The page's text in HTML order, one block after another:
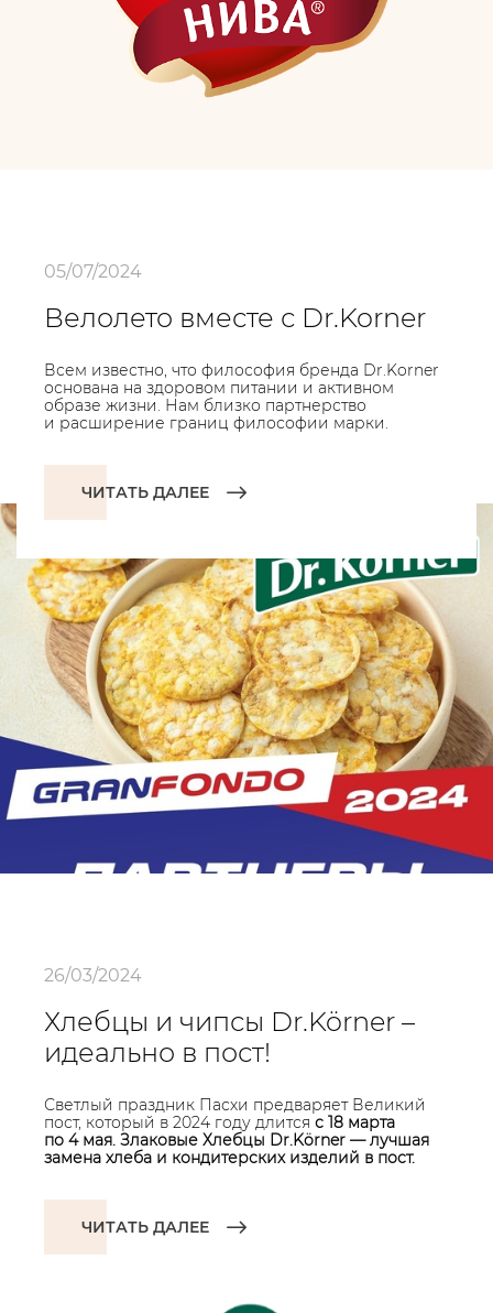
05/07/2024
Велолето вместе с Dr.Korner
Всем известно, что философия бренда Dr.Korner
основана на здоровом питании и активном
образе жизни. Нам близко партнерство
и расширение границ философии марки.
ЧИТАТЬ ДАЛЕЕ
26/03/2024
Хлебцы и чипсы Dr.Körner –
идеально в пост!
Светлый праздник Пасхи предваряет Великий
пост, который в 2024 году длится с 18 марта
по 4 мая. Злаковые Хлебцы Dr.Körner — лучшая
замена хлеба и кондитерских изделий в пост.
ЧИТАТЬ ДАЛЕЕ